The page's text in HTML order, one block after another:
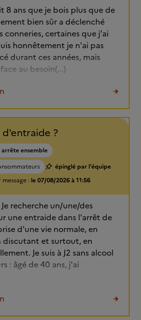
8 ans que je bois plus que de
bien sûr a déclenché
conneries, certaines que j'ai
honnêtement je n'ai pas
durant ces années, mais
au besoin(...)
d'entraide ?
arrête ensemble
épinglé par l'équipe
: le 07/08/2026 à 11:56
recherche un/une/des
une entraide dans l'arrêt de
d'une vie normale, en
discutant et surtout, en
Je suis à J2 sans alcool
: âgé de 40 ans, j'ai